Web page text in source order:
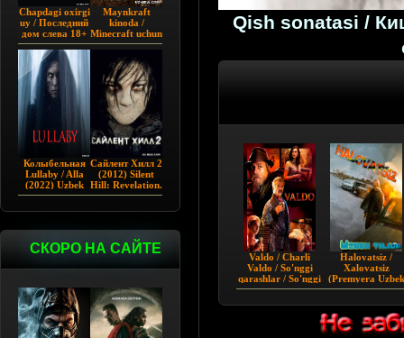
Chapdagi oxirgi
uy / Последний
дом слева 18+
(2009)
Maynkraft
kinoda /
Minecraft uchun
film / Maygiraft
2025 AQSH
filmi
Колыбельная
Lullaby / Alla
(2022) Uzbek
tilida
Сайлент Хилл 2
(2012) Silent
Hill: Revelation.
СКОРО НА САЙТЕ
Qish sonatasi /
Valdo / Charli
Valdo / So'nggi
qarashlar / So'nggi
nigohlar (2021)
Halovatsiz /
Xalovatsiz
(Premyera Uzbek
tilida 2022)